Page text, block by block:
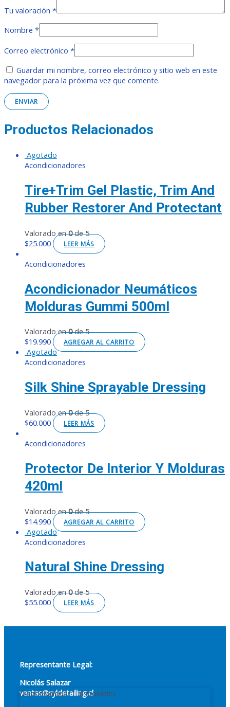
Tu valoración *
Nombre *
Correo electrónico *
Guardar mi nombre, correo electrónico y sitio web en este
navegador para la próxima vez que comente.
Productos Relacionados
Agotado
Acondicionadores
Tire+Trim Gel Plastic, Trim And
Rubber Restorer And Protectant
Valorado en0de 5
$25.000 LEER MÁS
Acondicionadores
Acondicionador Neumáticos
Molduras Gummi 500ml
Valorado en0de 5
$19.990 AGREGAR AL CARRITO
Agotado
Acondicionadores
Silk Shine Sprayable Dressing
Valorado en0de 5
$60.000 LEER MÁS
Acondicionadores
Protector De Interior Y Molduras
420ml
Valorado en0de 5
$14.990 AGREGAR AL CARRITO
Agotado
Acondicionadores
Natural Shine Dressing
Valorado en0de 5
$55.000 LEER MÁS
Representante Legal:
Nicolás Salazar
ventas@syldetailing.cl
Disponibilidad: 1 disponibles
Galactic